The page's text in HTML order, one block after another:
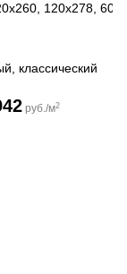
120x278,
классический
руб./м2